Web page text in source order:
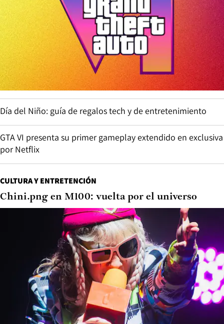
Día del Niño: guía de regalos tech y de entretenimiento
GTA VI presenta su primer gameplay extendido en exclusiva
por Netflix
CULTURA Y ENTRETENCIÓN
Chini.png en M100: vuelta por el universo